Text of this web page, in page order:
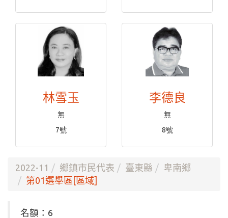
林雪玉
無
7號
李德良
無
8號
2022-11 鄉鎮市民代表 臺東縣
卑南鄉
第01選舉區[區域]
名額：6